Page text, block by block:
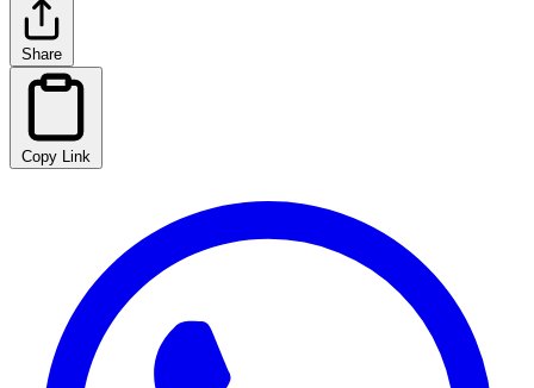
Share
Copy Link